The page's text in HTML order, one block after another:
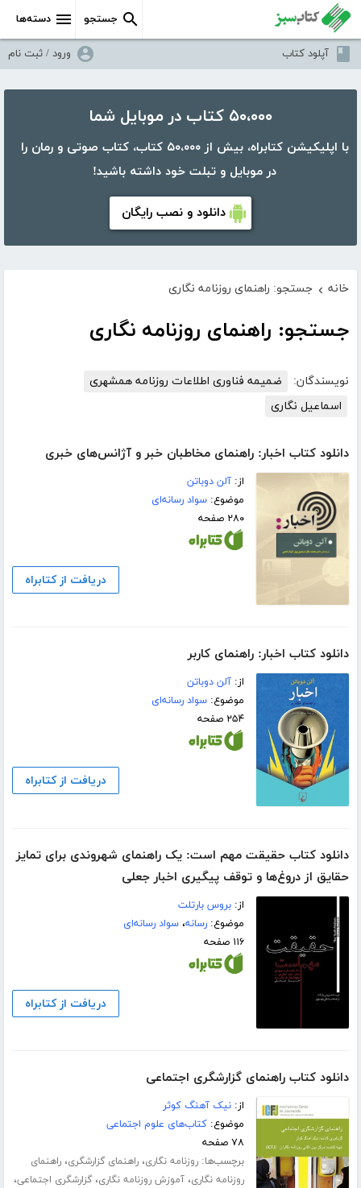
دسته‌ها جستجو
آپلود کتاب ورود / ثبت نام
۵۰،۰۰۰ کتاب در موبایل شما
با اپلیکیشن کتابراه، بیش از ۵۰،۰۰۰ کتاب، کتاب صوتی و رمان را
در موبایل و تبلت خود داشته باشید!
دانلود و نصب رایگان
خانه › جستجو: راهنمای روزنامه نگاری
جستجو: راهنمای روزنامه نگاری
نویسندگان:
ضمیمه فناوری اطلاعات روزنامه همشهری
اسماعیل نگاری
دانلود کتاب اخبار: راهنمای مخاطبان خبر و آژانس‌‌های خبری
از:آلن دوباتن
موضوع:سواد رسانه‌ای
۲۸۰ صفحه
دریافت از کتابراه
دانلود کتاب اخبار: راهنمای کاربر
از:آلن دوباتن
موضوع:سواد رسانه‌ای
۲۵۴ صفحه
دریافت از کتابراه
دانلود کتاب حقیقت مهم است: یک راهنمای شهروندی برای تمایز
حقایق از دروغ‌ها و توقف پیگیری اخبار جعلی
از:بروس بارتلت
موضوع:رسانه،سواد رسانه‌ای
۱۱۶ صفحه
دریافت از کتابراه
دانلود کتاب راهنمای گزارشگری اجتماعی
از:نیک آهنگ کوثر
موضوع:کتاب‌های علوم اجتماعی
۷۸ صفحه
برچسب‌ها:روزنامه نگاری،راهنمای گزارشگری،راهنمای
روزنامه نگاری،آموزش روزنامه نگاری،گزارشگری اجتماعی،